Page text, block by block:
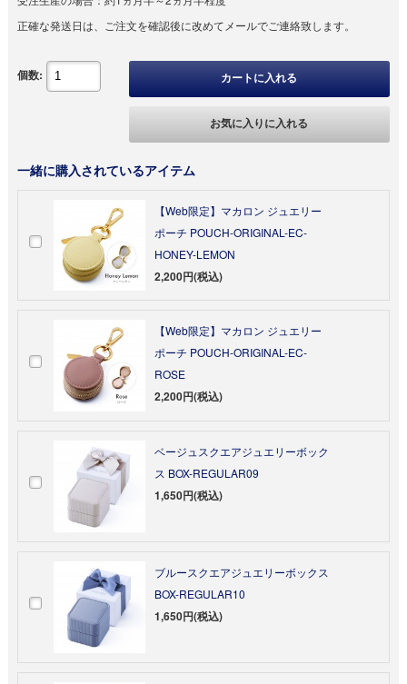
正確な発送日は、ご注文を確認後に改めてメールでご連絡致します。
個数: カートに入れる
お気に入りに入れる
一緒に購入されているアイテム
【Web限定】マカロン ジュエリー
ポーチ POUCH-ORIGINAL-EC-
HONEY-LEMON
2,200円(税込)
【Web限定】マカロン ジュエリー
ポーチ POUCH-ORIGINAL-EC-
ROSE
2,200円(税込)
ベージュスクエアジュエリーボック
ス BOX-REGULAR09
1,650円(税込)
ブルースクエアジュエリーボックス
BOX-REGULAR10
1,650円(税込)